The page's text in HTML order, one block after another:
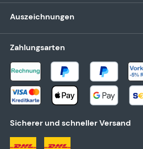
Auszeichnungen
Zahlungsarten
Sicherer und schneller Versand